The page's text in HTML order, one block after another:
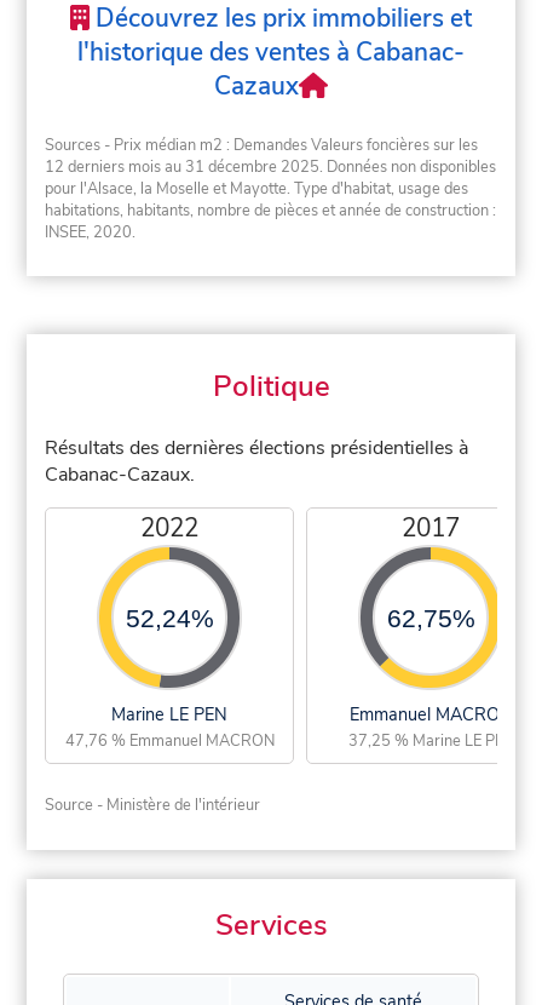
Découvrez les prix immobiliers et
l'historique des ventes à Cabanac-
Cazaux
Sources - Prix médian m2 : Demandes Valeurs foncières sur les
12 derniers mois au 31 décembre 2025. Données non disponibles
pour l'Alsace, la Moselle et Mayotte. Type d'habitat, usage des
habitations, habitants, nombre de pièces et année de construction :
INSEE, 2020.
Politique
Résultats des dernières élections présidentielles à
Cabanac-Cazaux.
2022
52,24%
Marine LE PEN
47,76 % Emmanuel MACRON
2017
62,75%
Emmanuel MACRON
37,25 % Marine LE PEN
Source - Ministère de l'intérieur
Services